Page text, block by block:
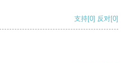
支持[0] 反对[0]